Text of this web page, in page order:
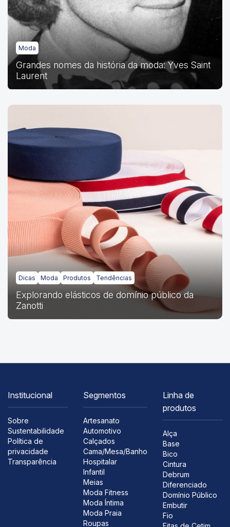
Moda
Grandes nomes da história da moda: Yves Saint
Laurent
Dicas Moda Produtos Tendências
Explorando elásticos de domínio público da
Zanotti
Institucional
Sobre
Sustentabilidade
Política de
privacidade
Transparência
Segmentos
Artesanato
Automotivo
Calçados
Cama/Mesa/Banho
Hospitalar
Infantil
Meias
Moda Fitness
Moda Íntima
Moda Praia
Roupas
Linha de
produtos
Alça
Base
Bico
Cintura
Debrum
Diferenciado
Domínio Público
Embutir
Fio